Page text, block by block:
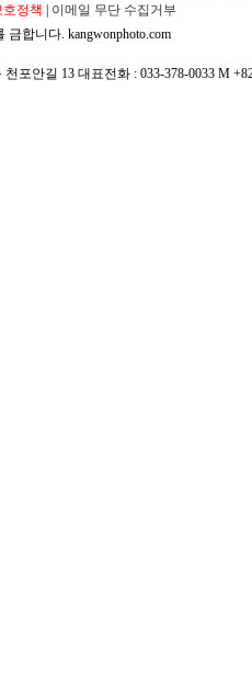
호정책
이메일 무단 수집거부
합니다. kangwonphoto.com
포안길 13 대표전화 : 033-378-0033 M